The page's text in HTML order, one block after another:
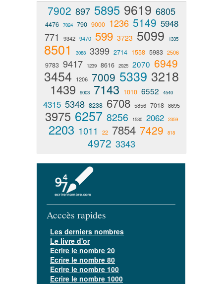
7902 897 5895 9619 6805
4476 7024 790 9000 1236 5149 5948
771 9342 9470 599 3723 5099 1335
8501 3088 3399 2714 1558 5983 2506
9783 9417 1239 8616 2925 2070 6949
3454 1206 7009 5339 3218
1439 9003 7143 1010 6552 4540
4315 5348 8238 6708 5856 7018 8695
3975 6257 8256 1530 2062 2359
2203 1011 22 7854 7429 818
4972 3343
Acccès rapides
Les derniers nombres
Le livre d'or
Ecrire le nombre 20
Ecrire le nombre 80
Ecrire le nombre 100
Ecrire le nombre 1000